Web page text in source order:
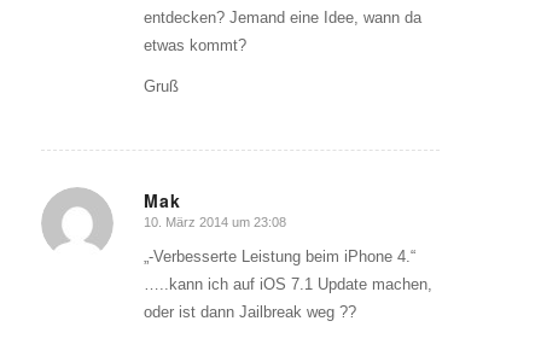
entdecken? Jemand eine Idee, wann da
etwas kommt?
Gruß
Mak
sagte:
10. März 2014 um 23:08
„-Verbesserte Leistung beim iPhone 4.“
…..kann ich auf iOS 7.1 Update machen,
oder ist dann Jailbreak weg ??